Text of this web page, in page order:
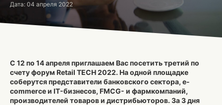
Казань
и все регионы РФ
Дата: 04 апреля 2022
С 12 по 14 апреля приглашаем Вас посетить третий по
счету форум Retail TECH 2022. На одной площадке
соберутся представители банковского сектора, e-
commerce и IT-бизнесов, FMCG- и фармкомпаний,
производителей товаров и дистрибьюторов. За 3 дня